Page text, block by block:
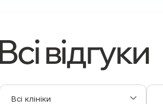
Всі відгуки
Всі клініки